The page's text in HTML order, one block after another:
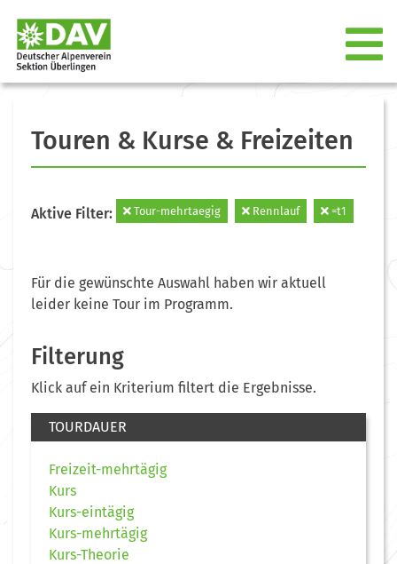
Touren & Kurse & Freizeiten
Aktive Filter: Tour-mehrtaegig Rennlauf =t1
Für die gewünschte Auswahl haben wir aktuell
leider keine Tour im Programm.
Filterung
Klick auf ein Kriterium filtert die Ergebnisse.
TOURDAUER
Freizeit-mehrtägig
Kurs
Kurs-eintägig
Kurs-mehrtägig
Kurs-Theorie